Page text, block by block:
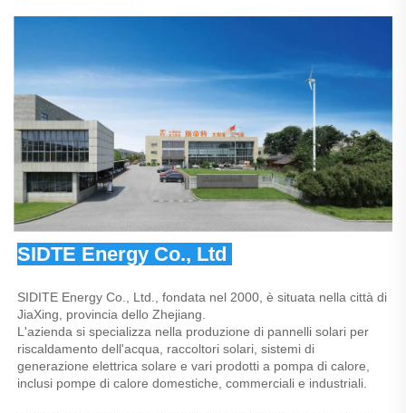
SIDTE Energy Co., Ltd
SIDITE Energy Co., Ltd., fondata nel 2000, è situata nella città di
JiaXing, provincia dello Zhejiang.
L'azienda si specializza nella produzione di pannelli solari per
riscaldamento dell'acqua, raccoltori solari, sistemi di
generazione elettrica solare e vari prodotti a pompa di calore,
inclusi pompe di calore domestiche, commerciali e industriali.